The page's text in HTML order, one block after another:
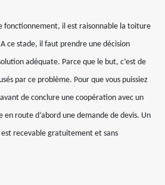
fonctionnement, il est raisonnable la toiture
ce stade, il faut prendre une décision
adéquate. Parce que le but, c’est de
par ce problème. Pour que vous puissiez
de conclure une coopération avec un
route d’abord une demande de devis. Un
recevable gratuitement et sans